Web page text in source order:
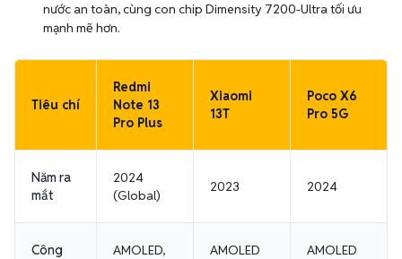
nước an toàn, cùng con chip Dimensity 7200-Ultra tối ưu
mạnh mẽ hơn.
Tiêu chí
Redmi
Note 13
Pro Plus
Xiaomi
13T
Poco X6
Pro 5G
Năm ra
mắt
2024
(Global)
2023 2024
Công
AMOLED,
AMOLED
AMOLED